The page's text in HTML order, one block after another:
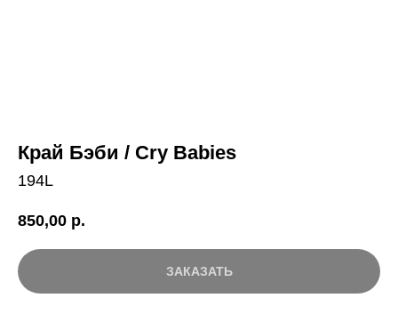
Край Бэби / Cry Babies
194L
850,00 р.
ЗАКАЗАТЬ